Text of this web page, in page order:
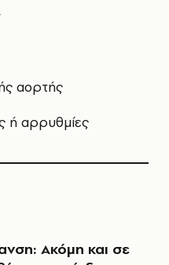
αορτής
ή αρρυθμίες
Ακόμη και σε